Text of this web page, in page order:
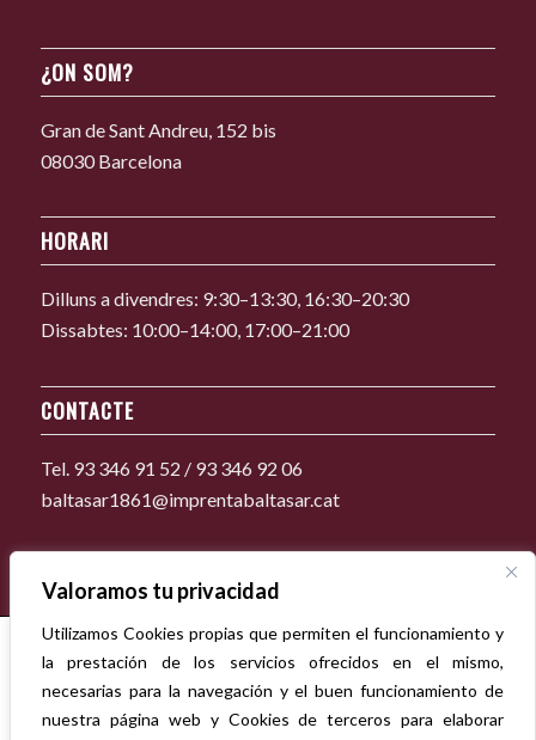
Valoramos tu privacidad
Utilizamos Cookies propias que permiten el funcionamiento y
la prestación de los servicios ofrecidos en el mismo,
necesarias para la navegación y el buen funcionamiento de
nuestra página web y Cookies de terceros para elaborar
¿ON SOM?
Gran de Sant Andreu, 152 bis
08030 Barcelona
HORARI
Dilluns a divendres: 9:30–13:30, 16:30–20:30
Dissabtes: 10:00–14:00, 17:00–21:00
CONTACTE
Tel. 93 346 91 52 / 93 346 92 06
baltasar1861@imprentabaltasar.cat